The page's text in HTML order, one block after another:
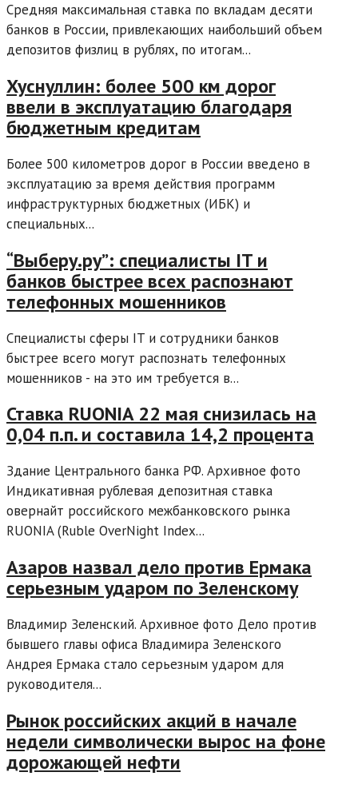
Средняя максимальная ставка по вкладам десяти
банков в России, привлекающих наибольший объем
депозитов физлиц в рублях, по итогам...
Хуснуллин: более 500 км дорог
ввели в эксплуатацию благодаря
бюджетным кредитам
Более 500 километров дорог в России введено в
эксплуатацию за время действия программ
инфраструктурных бюджетных (ИБК) и
специальных...
“Выберу.ру”: специалисты IT и
банков быстрее всех распознают
телефонных мошенников
Специалисты сферы IT и сотрудники банков
быстрее всего могут распознать телефонных
мошенников - на это им требуется в...
Ставка RUONIA 22 мая снизилась на
0,04 п.п. и составила 14,2 процента
Здание Центрального банка РФ. Архивное фото
Индикативная рублевая депозитная ставка
овернайт российского межбанковского рынка
RUONIA (Ruble OverNight Index...
Азаров назвал дело против Ермака
серьезным ударом по Зеленскому
Владимир Зеленский. Архивное фото Дело против
бывшего главы офиса Владимира Зеленского
Андрея Ермака стало серьезным ударом для
руководителя...
Рынок российских акций в начале
недели символически вырос на фоне
дорожающей нефти